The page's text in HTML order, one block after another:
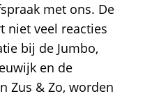
met ons. De
niet veel reacties
bij de Jumbo,
en de
Zus & Zo, worden